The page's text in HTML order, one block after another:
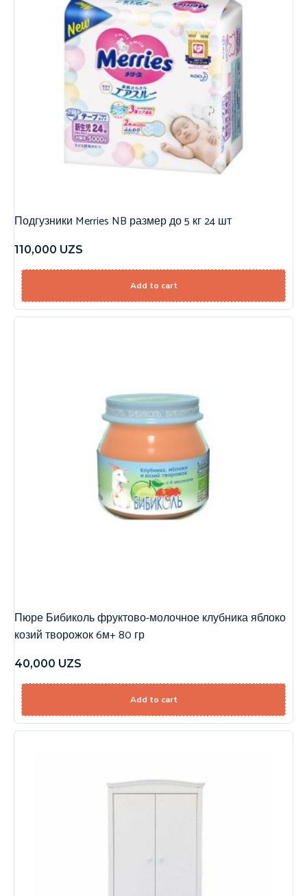
Подгузники Merries NB размер до 5 кг 24 шт
110,000 UZS
Add to cart
Пюре Бибиколь фруктово-молочное клубника яблоко
козий творожок 6м+ 80 гр
40,000 UZS
Add to cart